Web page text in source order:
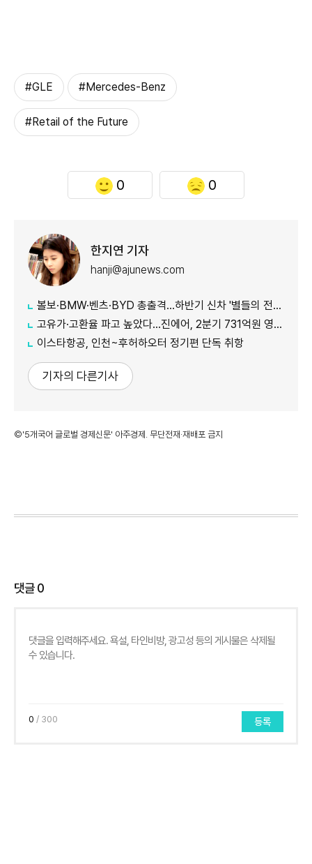
#GLE #Mercedes-Benz
#Retail of the Future
0 0
한지연 기자
hanji@ajunews.com
볼보·BMW·벤츠·BYD 총출격...하반기 신차 '별들의 전쟁'
고유가·고환율 파고 높았다…진에어, 2분기 731억원 영업적자
이스타항공, 인천~후허하오터 정기편 단독 취항
기자의 다른기사
©'5개국어 글로벌 경제신문' 아주경제. 무단전재·재배포 금지
댓글0
0 / 300 등록